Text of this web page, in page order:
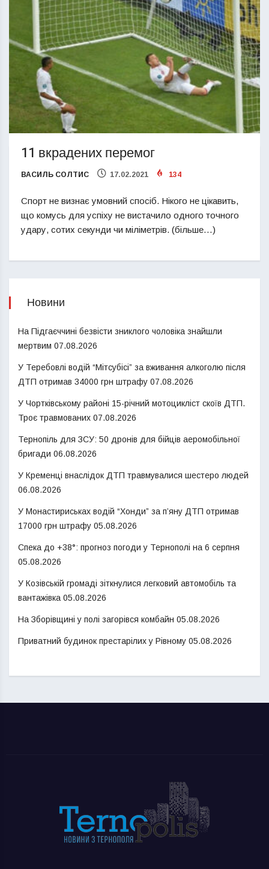
11 вкрадених перемог
ВАСИЛЬ СОЛТИС 17.02.2021 134
Спорт не визнає умовний спосіб. Нікого не цікавить,
що комусь для успіху не вистачило одного точного
удару, сотих секунди чи міліметрів. (більше…)
Новини
На Підгаєччині безвісти зниклого чоловіка знайшли
мертвим 07.08.2026
У Теребовлі водій “Мітсубісі” за вживання алкоголю після
ДТП отримав 34000 грн штрафу 07.08.2026
У Чортківському районі 15-річний мотоцикліст скоїв ДТП.
Троє травмованих 07.08.2026
Тернопіль для ЗСУ: 50 дронів для бійців аеромобільної
бригади 06.08.2026
У Кременці внаслідок ДТП травмувалися шестеро людей
06.08.2026
У Монастириськах водій “Хонди” за п’яну ДТП отримав
17000 грн штрафу 05.08.2026
Спека до +38°: прогноз погоди у Тернополі на 6 серпня
05.08.2026
У Козівській громаді зіткнулися легковий автомобіль та
вантажівка 05.08.2026
На Зборівщині у полі загорівся комбайн 05.08.2026
Приватний будинок престарілих у Рівному 05.08.2026